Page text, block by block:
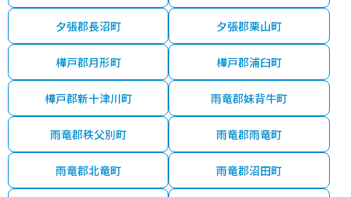
夕張郡長沼町 夕張郡栗山町
樺戸郡月形町 樺戸郡浦臼町
樺戸郡新十津川町 雨竜郡妹背牛町
雨竜郡秩父別町 雨竜郡雨竜町
雨竜郡北竜町 雨竜郡沼田町